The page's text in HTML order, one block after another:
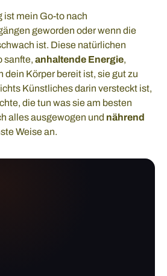
ist mein Go-to nach
geworden oder wenn die
ist. Diese natürlichen
sanfte, anhaltende Energie,
dein Körper bereit ist, sie gut zu
Künstliches darin versteckt ist,
die tun was sie am besten
alles ausgewogen und nährend
Weise an.